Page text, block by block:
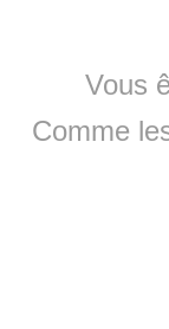
Vous
Comme